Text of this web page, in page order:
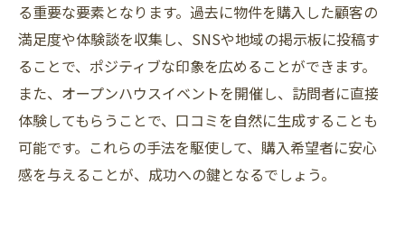
る重要な要素となります。過去に物件を購入した顧客の
満足度や体験談を収集し、SNSや地域の掲示板に投稿す
ることで、ポジティブな印象を広めることができます。
また、オープンハウスイベントを開催し、訪問者に直接
体験してもらうことで、口コミを自然に生成することも
可能です。これらの手法を駆使して、購入希望者に安心
感を与えることが、成功への鍵となるでしょう。